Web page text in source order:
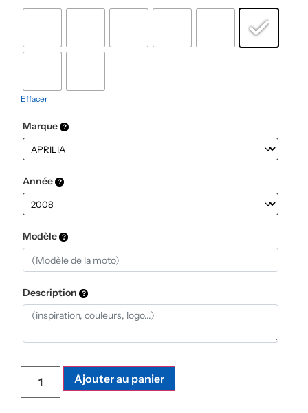
Effacer
Marque
Année
Modèle
Description
Ajouter au panier